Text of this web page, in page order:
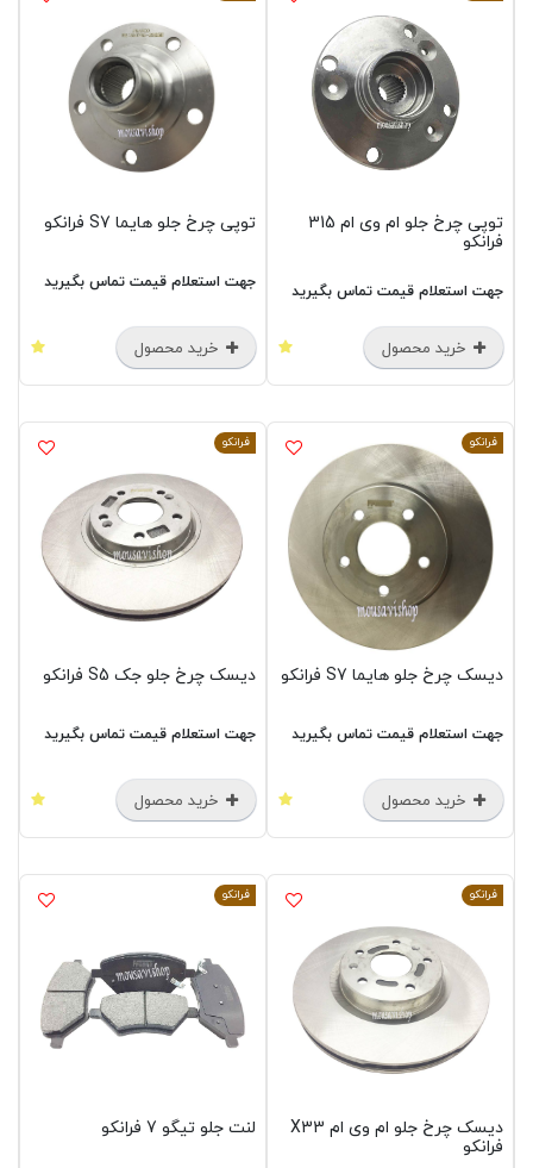
توپی چرخ جلو ام وی ام 315
فرانکو
جهت استعلام قیمت تماس بگیرید
خرید محصول
توپی چرخ جلو هایما S7 فرانکو
جهت استعلام قیمت تماس بگیرید
خرید محصول
فرانکو
دیسک چرخ جلو هایما S7 فرانکو
جهت استعلام قیمت تماس بگیرید
خرید محصول
فرانکو
دیسک چرخ جلو جک S5 فرانکو
جهت استعلام قیمت تماس بگیرید
خرید محصول
فرانکو
دیسک چرخ جلو ام وی ام X33
فرانکو
فرانکو
لنت جلو تیگو 7 فرانکو